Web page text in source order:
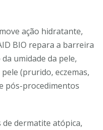
ação hidratante,
BIO repara a barreira
umidade da pele,
(prurido, eczemas,
pós-procedimentos
de dermatite atópica,